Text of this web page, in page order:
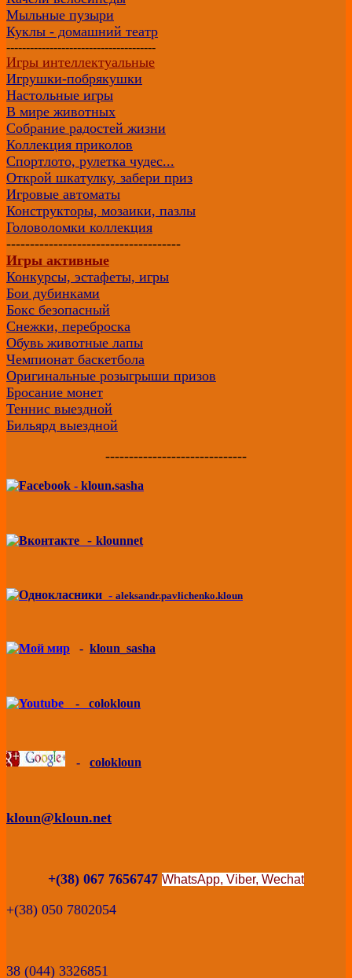
Мыльные пузыри
Куклы - домашний театр
--------------------------------------
Игры интеллектуальные
Игрушки-побрякушки
Настольные игры
В мире животных
Собрание радостей жизни
Коллекция приколов
Спортлото, рулетка чудес...
Открой шкатулку, забери приз
Игровые автоматы
Конструкторы, мозаики, пазлы
Головоломки коллекция
-------------------------------------
Игры активные
Конкурсы, эстафеты, игры
Бои дубинками
Бокс безопасный
Снежки, переброска
Обувь животные лапы
Чемпионат баскетбола
Оригинальные розыгрыши призов
Бросание монет
Теннис выездной
Бильярд выездной
------------------------------
- kloun.sasha
- klounnet
- aleksandr.pavlichenko.kloun
- kloun_sasha
- colokloun
- colokloun
kloun@kloun.net
+(38) 067 7656747 WhatsApp, Viber, Wechat
+(38) 050 7802054
38 (044) 3326851